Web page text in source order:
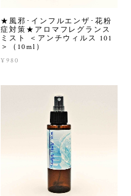
★風邪･インフルエンザ･花粉
症対策★アロマフレグランス
ミスト ＜アンチウィルス 101
＞（10ml）
¥980